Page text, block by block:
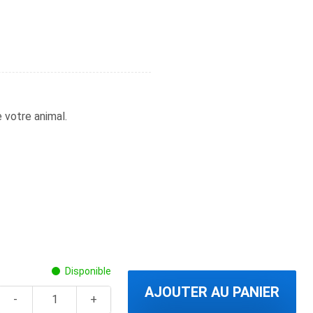
votre animal.
Disponible
AJOUTER AU PANIER